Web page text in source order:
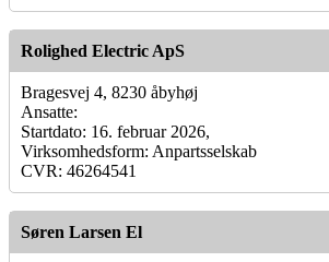
Rolighed Electric ApS
Bragesvej 4, 8230 åbyhøj
Ansatte:
Startdato: 16. februar 2026,
Virksomhedsform: Anpartsselskab
CVR: 46264541
Søren Larsen El